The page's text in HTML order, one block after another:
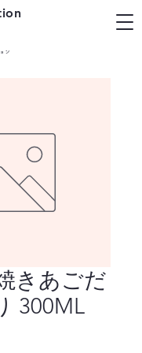
ン
きあごだ
300ML